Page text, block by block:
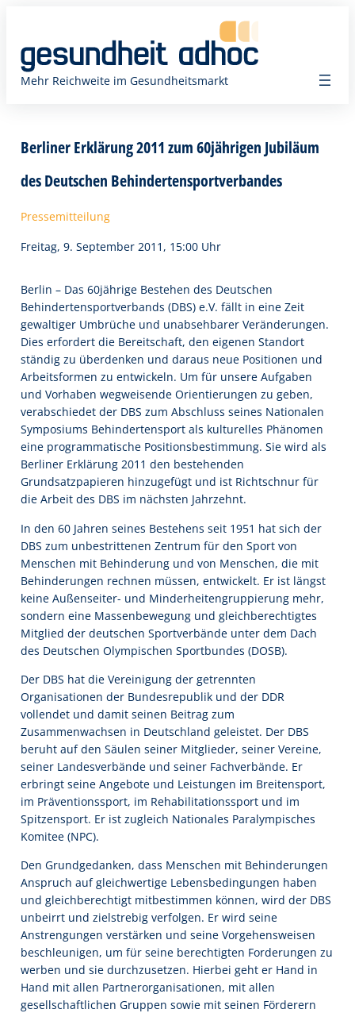
springen
Mehr Reichweite im Gesundheitsmarkt
Berliner Erklärung 2011 zum 60jährigen Jubiläum
des Deutschen Behindertensportverbandes
Pressemitteilung
Freitag, 9. September 2011, 15:00 Uhr
Berlin – Das 60jährige Bestehen des Deutschen
Behindertensportverbands (DBS) e.V. fällt in eine Zeit
gewaltiger Umbrüche und unabsehbarer Veränderungen.
Dies erfordert die Bereitschaft, den eigenen Standort
ständig zu überdenken und daraus neue Positionen und
Arbeitsformen zu entwickeln. Um für unsere Aufgaben
und Vorhaben wegweisende Orientierungen zu geben,
verabschiedet der DBS zum Abschluss seines Nationalen
Symposiums Behindertensport als kulturelles Phänomen
eine programmatische Positionsbestimmung. Sie wird als
Berliner Erklärung 2011 den bestehenden
Grundsatzpapieren hinzugefügt und ist Richtschnur für
die Arbeit des DBS im nächsten Jahrzehnt.
In den 60 Jahren seines Bestehens seit 1951 hat sich der
DBS zum unbestrittenen Zentrum für den Sport von
Menschen mit Behinderung und von Menschen, die mit
Behinderungen rechnen müssen, entwickelt. Er ist längst
keine Außenseiter- und Minderheitengruppierung mehr,
sondern eine Massenbewegung und gleichberechtigtes
Mitglied der deutschen Sportverbände unter dem Dach
des Deutschen Olympischen Sportbundes (DOSB).
Der DBS hat die Vereinigung der getrennten
Organisationen der Bundesrepublik und der DDR
vollendet und damit seinen Beitrag zum
Zusammenwachsen in Deutschland geleistet. Der DBS
beruht auf den Säulen seiner Mitglieder, seiner Vereine,
seiner Landesverbände und seiner Fachverbände. Er
erbringt seine Angebote und Leistungen im Breitensport,
im Präventionssport, im Rehabilitationssport und im
Spitzensport. Er ist zugleich Nationales Paralympisches
Komitee (NPC).
Den Grundgedanken, dass Menschen mit Behinderungen
Anspruch auf gleichwertige Lebensbedingungen haben
und gleichberechtigt mitbestimmen können, wird der DBS
unbeirrt und zielstrebig verfolgen. Er wird seine
Anstrengungen verstärken und seine Vorgehensweisen
beschleunigen, um für seine berechtigten Forderungen zu
werben und sie durchzusetzen. Hierbei geht er Hand in
Hand mit allen Partnerorganisationen, mit allen
gesellschaftlichen Gruppen sowie mit seinen Förderern